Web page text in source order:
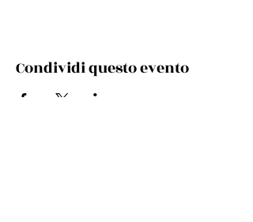
Condividi questo evento